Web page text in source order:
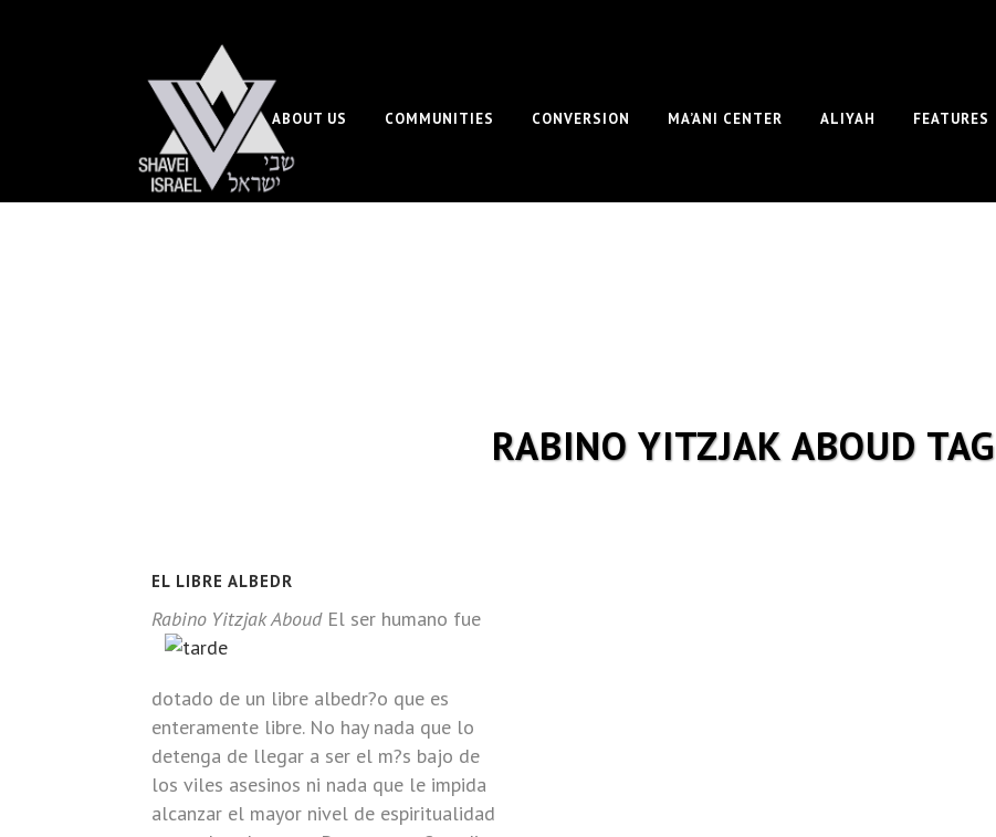
ABOUT US COMMUNITIES CONVERSION MA’ANI CENTER ALIYAH FEATURES
RABINO YITZJAK ABOUD TAG
EL LIBRE ALBEDR
Rabino Yitzjak Aboud El ser humano fue
dotado de un libre albedr?o que es
enteramente libre. No hay nada que lo
detenga de llegar a ser el m?s bajo de
los viles asesinos ni nada que le impida
alcanzar el mayor nivel de espiritualidad